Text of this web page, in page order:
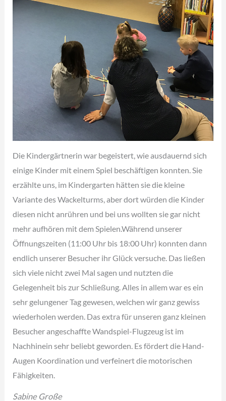
Die Kindergärtnerin war begeistert, wie ausdauernd sich
einige Kinder mit einem Spiel beschäftigen konnten. Sie
erzählte uns, im Kindergarten hätten sie die kleine
Variante des Wackelturms, aber dort würden die Kinder
diesen nicht anrühren und bei uns wollten sie gar nicht
mehr aufhören mit dem Spielen.Während unserer
Öffnungszeiten (11:00 Uhr bis 18:00 Uhr) konnten dann
endlich unserer Besucher ihr Glück versuche. Das ließen
sich viele nicht zwei Mal sagen und nutzten die
Gelegenheit bis zur Schließung. Alles in allem war es ein
sehr gelungener Tag gewesen, welchen wir ganz gewiss
wiederholen werden. Das extra für unseren ganz kleinen
Besucher angeschaffte Wandspiel-Flugzeug ist im
Nachhinein sehr beliebt geworden. Es fördert die Hand-
Augen Koordination und verfeinert die motorischen
Fähigkeiten.
Sabine Große